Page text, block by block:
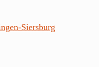
Siersburg